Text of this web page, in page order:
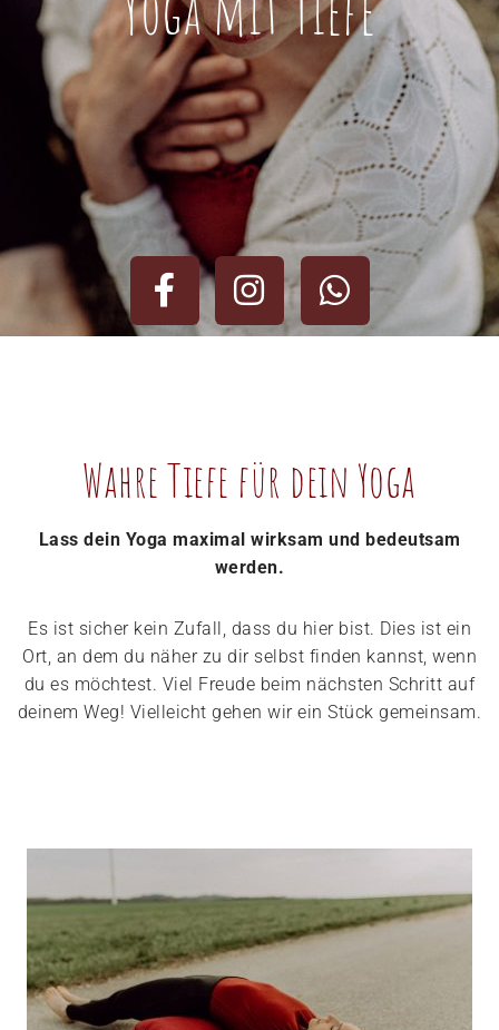
Wahre Tiefe für dein Yoga
Lass dein Yoga maximal wirksam und bedeutsam
werden.
Es ist sicher kein Zufall, dass du hier bist. Dies ist ein
Ort, an dem du näher zu dir selbst finden kannst, wenn
du es möchtest. Viel Freude beim nächsten Schritt auf
deinem Weg! Vielleicht gehen wir ein Stück gemeinsam.